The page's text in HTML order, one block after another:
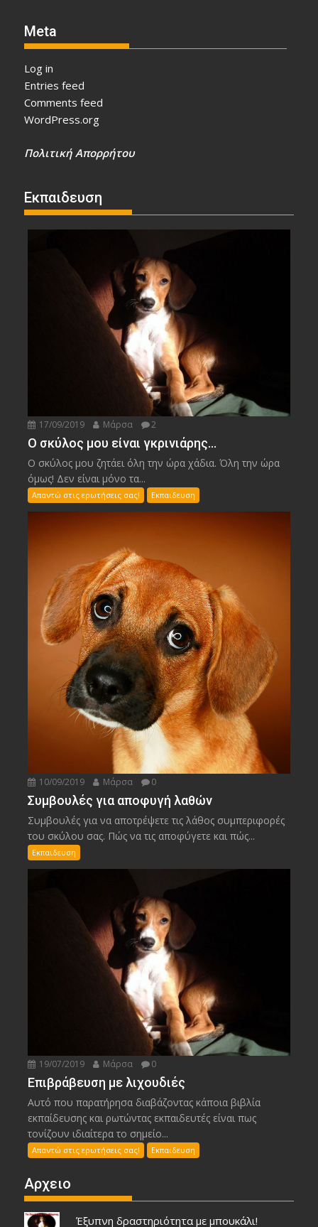
Meta
Log in
Entries feed
Comments feed
WordPress.org
Πολιτική Απορρήτου
Εκπαιδευση
17/09/2019 Μάρσα 2
Ο σκύλος μου είναι γκρινιάρης…
Ο σκύλος μου ζητάει όλη την ώρα χάδια. Όλη την ώρα
όμως! Δεν είναι μόνο τα...
Απαντώ στις ερωτήσεις σας! Εκπαιδευση
10/09/2019 Μάρσα 0
Συμβουλές για αποφυγή λαθών
Συμβουλές για να αποτρέψετε τις λάθος συμπεριφορές
του σκύλου σας. Πώς να τις αποφύγετε και πώς...
Εκπαιδευση
19/07/2019 Μάρσα 0
Επιβράβευση με λιχουδιές
Αυτό που παρατήρησα διαβάζοντας κάποια βιβλία
εκπαίδευσης και ρωτώντας εκπαιδευτές είναι πως
τονίζουν ιδιαίτερα το σημείο...
Απαντώ στις ερωτήσεις σας! Εκπαιδευση
Αρχειο
Έξυπνη δραστηριότητα με μπουκάλι!